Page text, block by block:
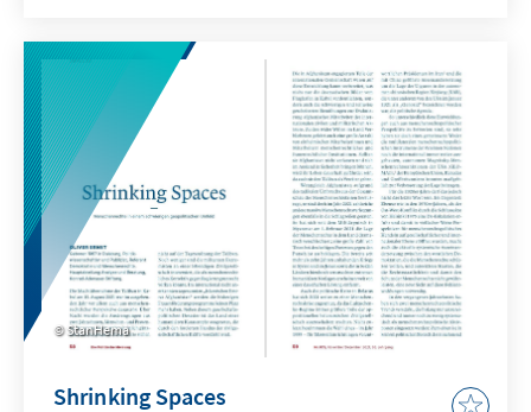
StanHema
Shrinking Spaces